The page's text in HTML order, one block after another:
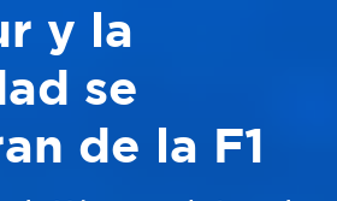
y la
se
de la F1